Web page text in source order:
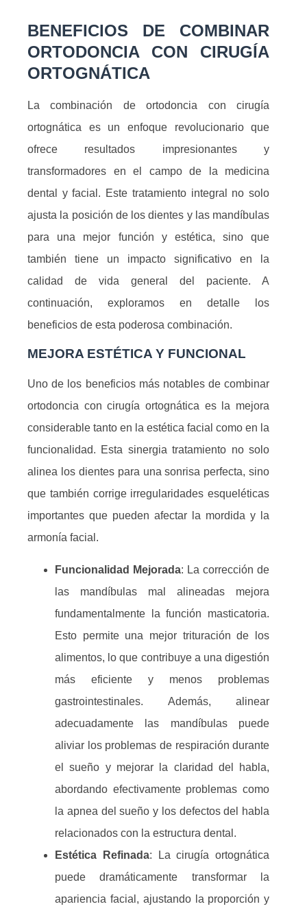
BENEFICIOS DE COMBINAR
ORTODONCIA CON CIRUGÍA
ORTOGNÁTICA
La combinación de ortodoncia con cirugía
ortognática es un enfoque revolucionario que
ofrece resultados impresionantes y
transformadores en el campo de la medicina
dental y facial. Este tratamiento integral no solo
ajusta la posición de los dientes y las mandíbulas
para una mejor función y estética, sino que
también tiene un impacto significativo en la
calidad de vida general del paciente. A
continuación, exploramos en detalle los
beneficios de esta poderosa combinación.
MEJORA ESTÉTICA Y FUNCIONAL
Uno de los beneficios más notables de combinar
ortodoncia con cirugía ortognática es la mejora
considerable tanto en la estética facial como en la
funcionalidad. Esta sinergia tratamiento no solo
alinea los dientes para una sonrisa perfecta, sino
que también corrige irregularidades esqueléticas
importantes que pueden afectar la mordida y la
armonía facial.
Funcionalidad Mejorada: La corrección de
las mandíbulas mal alineadas mejora
fundamentalmente la función masticatoria.
Esto permite una mejor trituración de los
alimentos, lo que contribuye a una digestión
más eficiente y menos problemas
gastrointestinales. Además, alinear
adecuadamente las mandíbulas puede
aliviar los problemas de respiración durante
el sueño y mejorar la claridad del habla,
abordando efectivamente problemas como
la apnea del sueño y los defectos del habla
relacionados con la estructura dental.
Estética Refinada: La cirugía ortognática
puede dramáticamente transformar la
apariencia facial, ajustando la proporción y